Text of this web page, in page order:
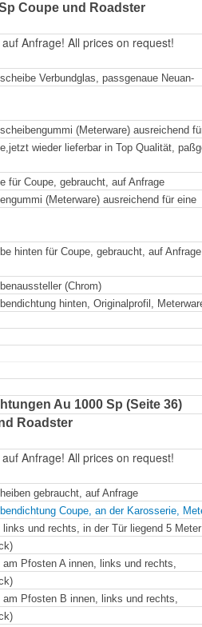
Coupe und Roadster
Anfrage! All prices on request!
Verbundglas, passgenaue Neuan-
(Meterware) ausreichend
wieder lieferbar in Top Qualität,
für Coupe, gebraucht, auf Anfrage
(Meterware) ausreichend für eine
hinten für Coupe, gebraucht, auf Anfrage
(Chrom)
hinten, Originalprofil,
Au 1000 Sp (Seite 36)
Roadster
Anfrage! All prices on request!
gebraucht, auf Anfrage
Coupe, an der Karosserie,
links und rechts, in der Tür liegend 5 Meter
am Pfosten A innen, links und rechts,
am Pfosten B innen, links und rechts,